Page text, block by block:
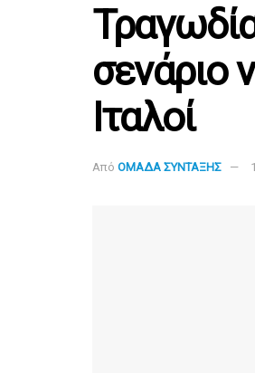
σενάριο
Ιταλοί
Από ΟΜΑΔΑ ΣΥΝΤΑΞΗΣ